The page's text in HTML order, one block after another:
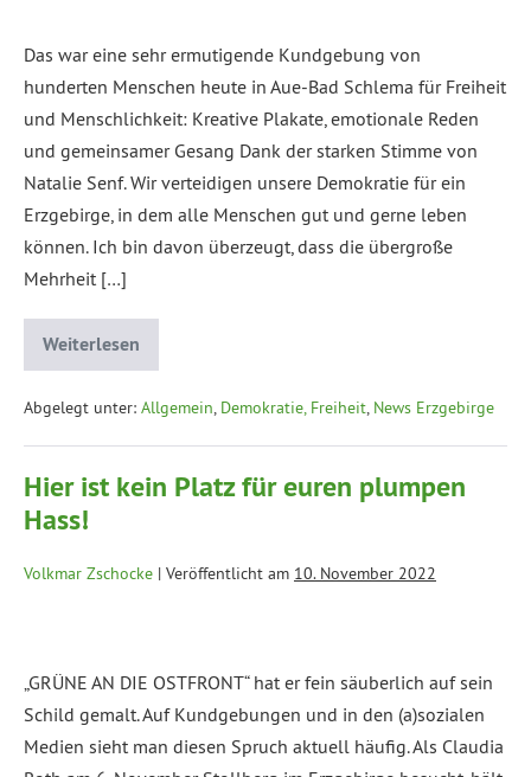
Das war eine sehr ermutigende Kundgebung von
hunderten Menschen heute in Aue-Bad Schlema für Freiheit
und Menschlichkeit: Kreative Plakate, emotionale Reden
und gemeinsamer Gesang Dank der starken Stimme von
Natalie Senf. Wir verteidigen unsere Demokratie für ein
Erzgebirge, in dem alle Menschen gut und gerne leben
können. Ich bin davon überzeugt, dass die übergroße
Mehrheit […]
Weiterlesen
Abgelegt unter: Allgemein, Demokratie, Freiheit, News Erzgebirge
Hier ist kein Platz für euren plumpen
Hass!
Volkmar Zschocke | Veröffentlicht am 10. November 2022
„GRÜNE AN DIE OSTFRONT“ hat er fein säuberlich auf sein
Schild gemalt. Auf Kundgebungen und in den (a)sozialen
Medien sieht man diesen Spruch aktuell häufig. Als Claudia